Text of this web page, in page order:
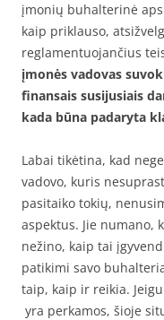
įmonių buhalterinė
kaip priklauso,
reglamentuojančius
įmonės vadovas
finansais susijusiais
kada būna padaryta
Labai tikėtina, kad
vadovo, kuris
pasitaiko tokių,
aspektus. Jie numano,
nežino, kaip tai
patikimi savo
taip, kaip ir reikia.
yra perkamos, šioje